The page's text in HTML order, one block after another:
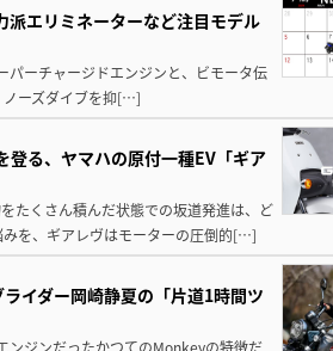
派エリミネーターなど注目モデル
パーチャージドエンジンと、ビモータ伝
ノーズダイブを抑[…]
登る、ヤマハの原付一種EV「ギア
たくさん積んだ状態での坂道発進は、ど
みを、ギアレヴはモーターの圧倒的[…]
イダー岡崎静夏の「片道1時間ツ
ンジンだったかつてのMonkeyの特徴だ